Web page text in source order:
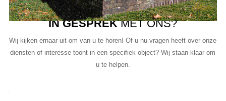
IN GESPREKMET ONS?
Wij kijken ernaar uit om van u te horen! Of u nu vragen heeft over onze
diensten of interesse toont in een specifiek object? Wij staan klaar om
u te helpen.